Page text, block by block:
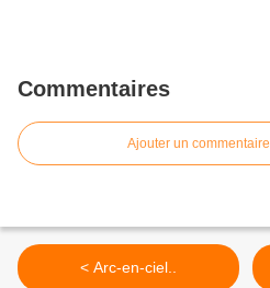
Commentaires
Ajouter un commentaire
< Arc-en-ciel..